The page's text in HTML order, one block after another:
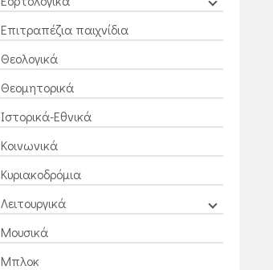
Επιτραπέζια παιχνίδια
Θεολογικά
Θεομητορικά
Ιστορικά-Εθνικά
Κοινωνικά
Κυριακοδρόμια
Λειτουργικά
Μουσικά
Μπλοκ